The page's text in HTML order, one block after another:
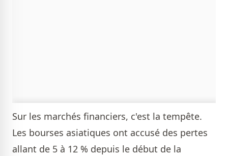
Sur les marchés financiers, c'est la tempête.
Les bourses asiatiques ont accusé des pertes
allant de 5 à 12 % depuis le début de la